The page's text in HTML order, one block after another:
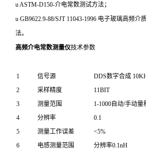
u ASTM-D150-介电常数测试方法；
u GB9622.9-88/SJT 11043-1996 电子玻璃高频
法。
高频介电常数测量仪技术参数
1 信号源
DDS数字合成
2
采样精度
11BIT
3
测量范围
1-1000自动/手动量
4
分辨率
0.1
5
测量工作误差
<5%
6
电感测量范围
分辨率0.1nH